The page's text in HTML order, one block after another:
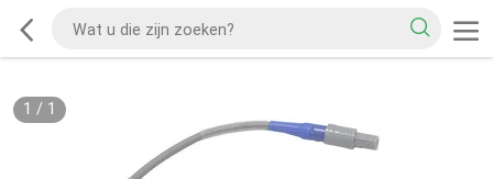
1 / 1